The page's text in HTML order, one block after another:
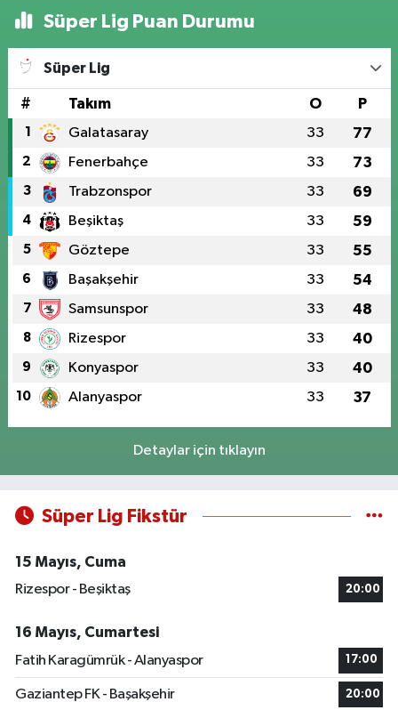
Süper Lig Puan Durumu
Süper Lig
# Takım O P
1 Galatasaray 33 77
2 Fenerbahçe 33 73
3 Trabzonspor 33 69
4 Beşiktaş 33 59
5 Göztepe 33 55
6 Başakşehir 33 54
7 Samsunspor 33 48
8 Rizespor 33 40
9 Konyaspor 33 40
10 Alanyaspor 33 37
Detaylar için tıklayın
Süper Lig Fikstür
15 Mayıs, Cuma
Rizespor - Beşiktaş
20:00
16 Mayıs, Cumartesi
Fatih Karagümrük - Alanyaspor
17:00
Gaziantep FK - Başakşehir 20:00